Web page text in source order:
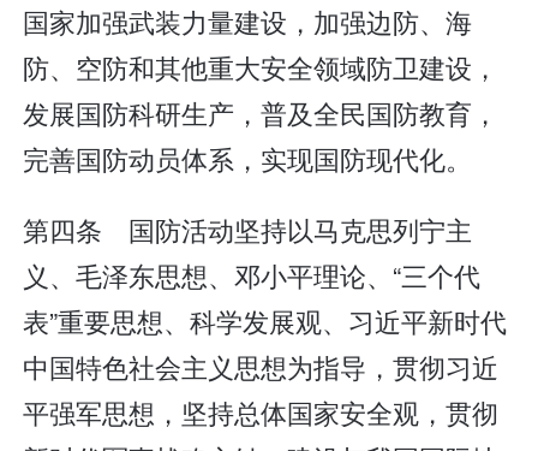
国家加强武装力量建设，加强边防、海
防、空防和其他重大安全领域防卫建设，
发展国防科研生产，普及全民国防教育，
完善国防动员体系，实现国防现代化。
第四条 国防活动坚持以马克思列宁主
义、毛泽东思想、邓小平理论、“三个代
表”重要思想、科学发展观、习近平新时代
中国特色社会主义思想为指导，贯彻习近
平强军思想，坚持总体国家安全观，贯彻